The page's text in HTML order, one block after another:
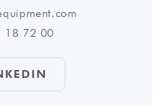
18 72 00